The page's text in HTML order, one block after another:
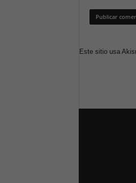
Este sitio usa